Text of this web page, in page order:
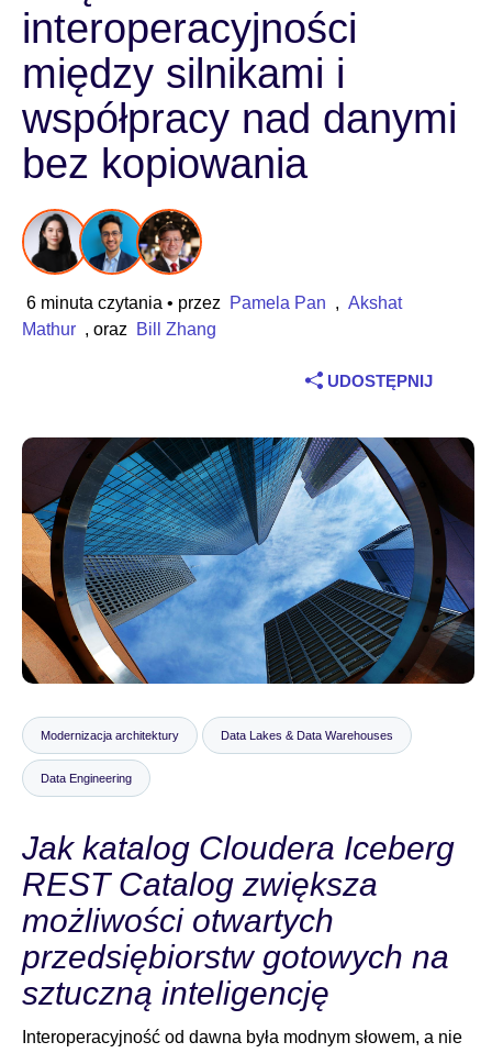
Branża
Usługi finansowe
Produkcja przemysłowa
Ubezpieczenia
Telekomunikacja
Technologia
Edukacja
Biuro prasowe
interoperacyjności
między silnikami i
współpracy nad danymi
bez kopiowania
6 minuta czytania • przez Pamela Pan , Akshat
Mathur , oraz Bill Zhang
UDOSTĘPNIJ
Modernizacja architektury Data Lakes & Data Warehouses
Data Engineering
Jak katalog Cloudera Iceberg
REST Catalog zwiększa
możliwości otwartych
przedsiębiorstw gotowych na
sztuczną inteligencję
Interoperacyjność od dawna była modnym słowem, a nie